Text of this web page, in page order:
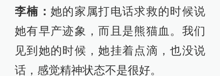
李楠： 她的家属打电话求救的时候说
她有早产迹象，而且是熊猫血。我们
见到她的时候，她挂着点滴，也没说
话，感觉精神状态不是很好。